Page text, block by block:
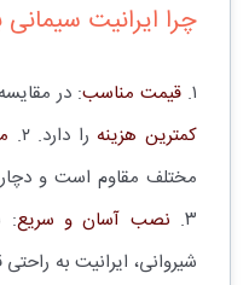
چرا ایرانیت
۱. قیمت مناسب: در
کمترین هزینهرا دارد. ۲.
مختلف مقاوم است و
۳. نصب آسان و سریع:
شیروانی، ایرانیت به